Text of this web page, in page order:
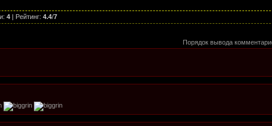
: 4 | Рейтинг: 4.4/7
Порядок вывода